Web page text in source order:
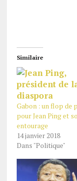
Similaire
Gabon : un flop de
pour Jean Ping et
entourage
14 janvier 2018
Dans "Politique"